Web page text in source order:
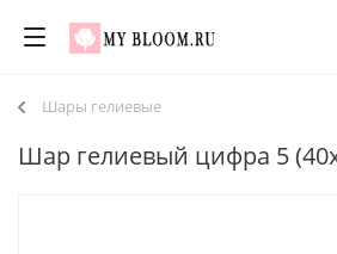
Шары гелиевые
Шар гелиевый цифра 5